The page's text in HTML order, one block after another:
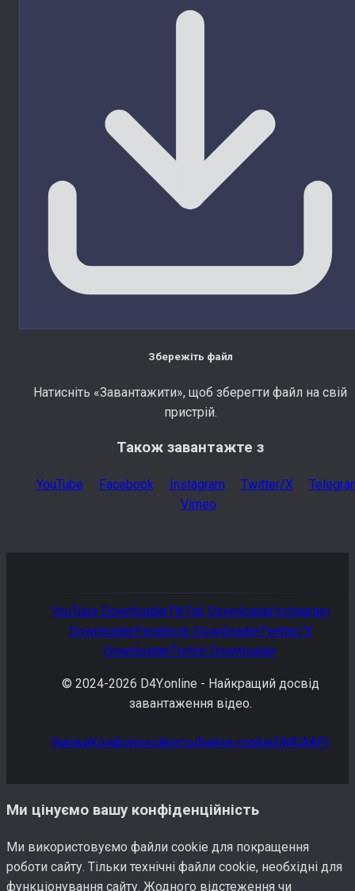
Збережіть файл
Натисніть «Завантажити», щоб зберегти файл на свій
пристрій.
Також завантажте з
YouTube Facebook Instagram Twitter/X
Vimeo
YouTube DownloaderTikTokDownloaderInstagram
DownloaderFacebookDownloaderTwitter/X
DownloaderTwitch Downloader
© 2024-2026 D4Y.online - Найкращий досвід
завантаження відео.
УмовиКонфіденційністьФайли cookie DMCAAPI
Ми цінуємо вашу конфіденційність
Ми використовуємо файли cookie для покращення
роботи сайту. Тільки технічні файли cookie, необхідні для
функціонування сайту. Жодного відстеження чи